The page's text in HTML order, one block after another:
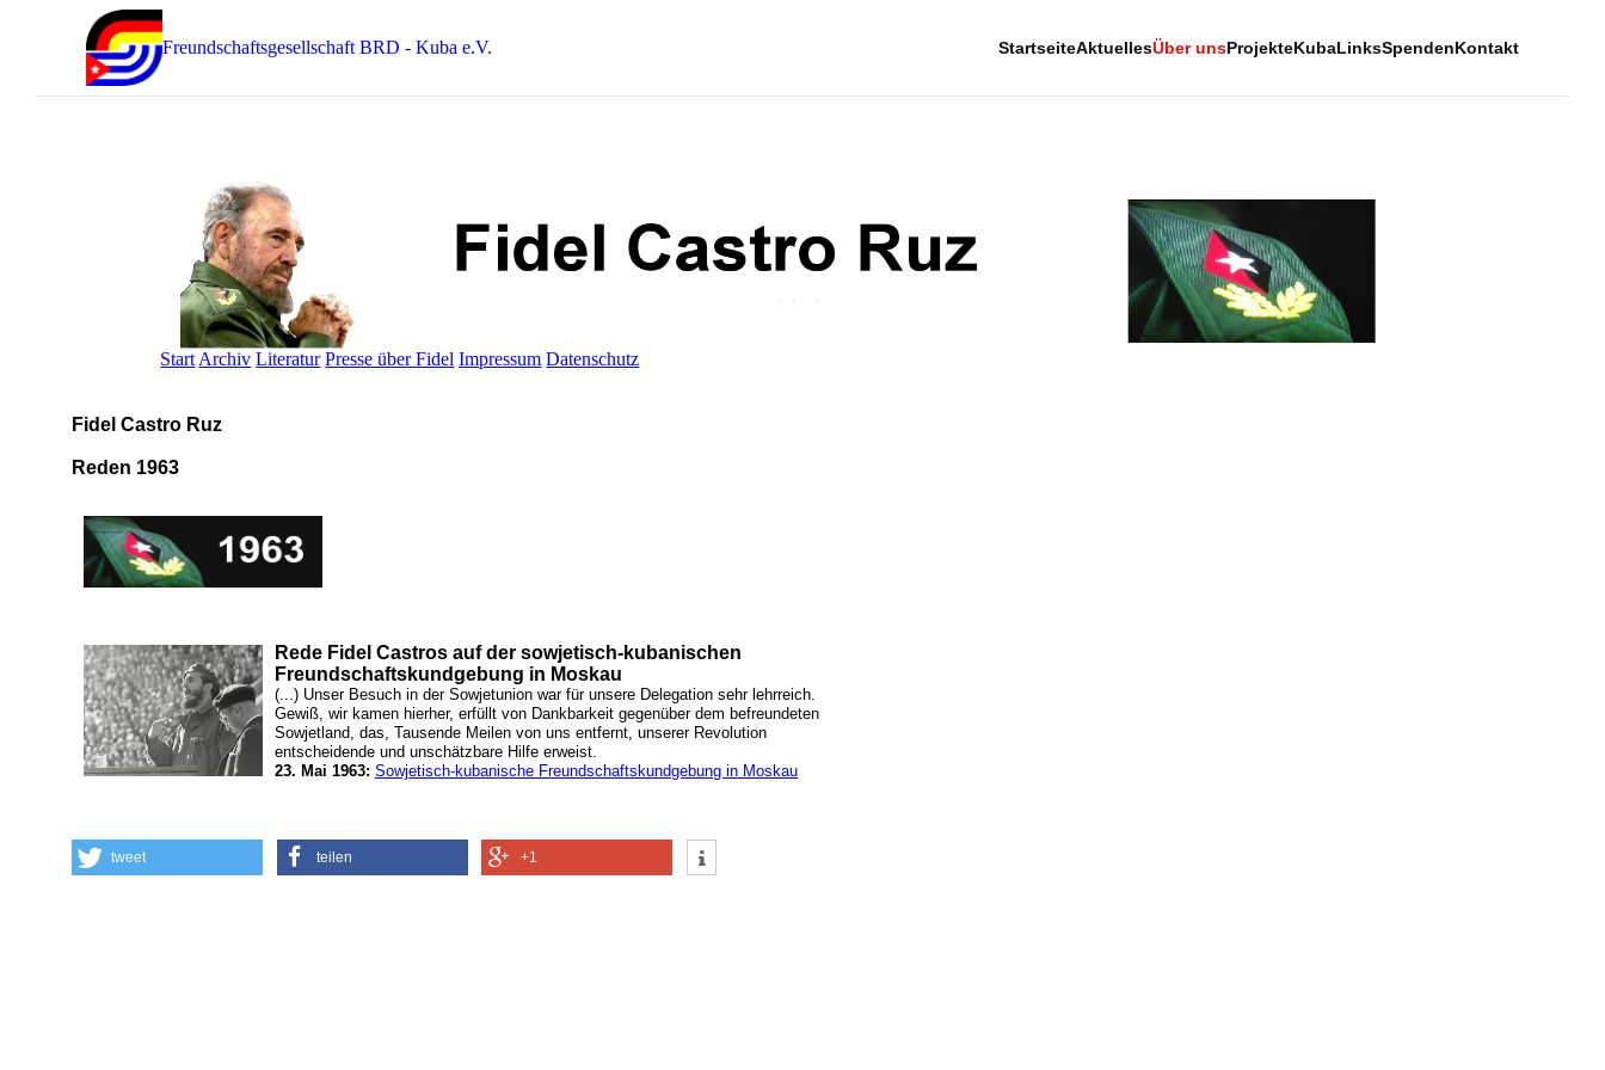
Freundschaftsgesellschaft BRD - Kuba e.V. StartseiteAktuellesÜber unsProjekteKubaLinksSpendenKontakt
Start Archiv Literatur Presse über Fidel Impressum Datenschutz
Fidel Castro Ruz
Reden 1963
Rede Fidel Castros auf der sowjetisch-kubanischen
Freundschaftskundgebung in Moskau
(...) Unser Besuch in der Sowjetunion war für unsere Delegation sehr lehrreich.
Gewiß, wir kamen hierher, erfüllt von Dankbarkeit gegenüber dem befreundeten
Sowjetland, das, Tausende Meilen von uns entfernt, unserer Revolution
entscheidende und unschätzbare Hilfe erweist.
23. Mai 1963: Sowjetisch-kubanische Freundschaftskundgebung in Moskau
tweet teilen +1